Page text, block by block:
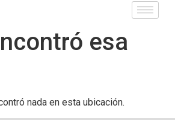
esa
nada en esta ubicación.